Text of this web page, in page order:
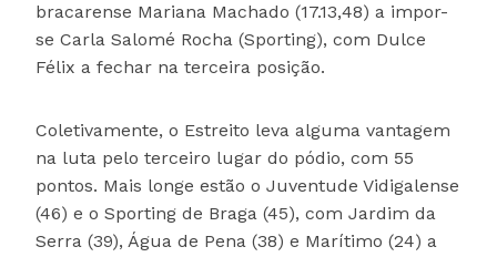
bracarense Mariana Machado (17.13,48) a impor-
se Carla Salomé Rocha (Sporting), com Dulce
Félix a fechar na terceira posição.
Coletivamente, o Estreito leva alguma vantagem
na luta pelo terceiro lugar do pódio, com 55
pontos. Mais longe estão o Juventude Vidigalense
(46) e o Sporting de Braga (45), com Jardim da
Serra (39), Água de Pena (38) e Marítimo (24) a